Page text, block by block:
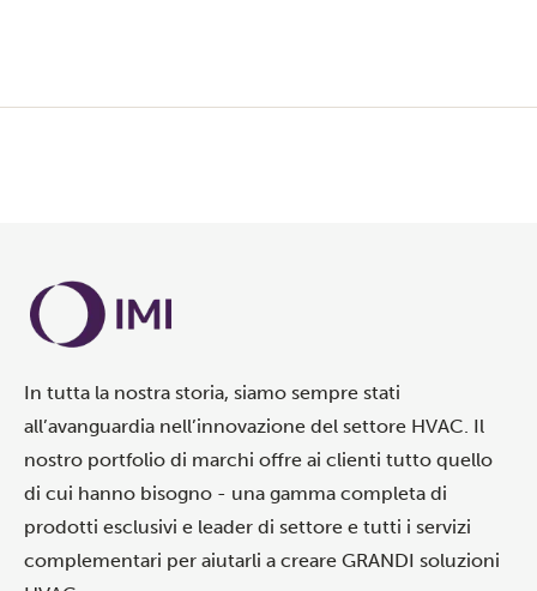
In tutta la nostra storia, siamo sempre stati
all’avanguardia nell’innovazione del settore HVAC. Il
nostro portfolio di marchi offre ai clienti tutto quello
di cui hanno bisogno - una gamma completa di
prodotti esclusivi e leader di settore e tutti i servizi
complementari per aiutarli a creare GRANDI soluzioni